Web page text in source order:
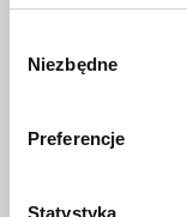
zgody
Niezbędne
Preferencje
Statystyka
Nokian 19" |
9267,00
Odstraszacz
230,00